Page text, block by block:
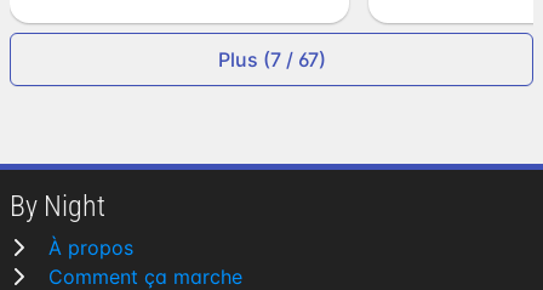
Plus (7 / 67)
By Night
À propos
Comment ça marche